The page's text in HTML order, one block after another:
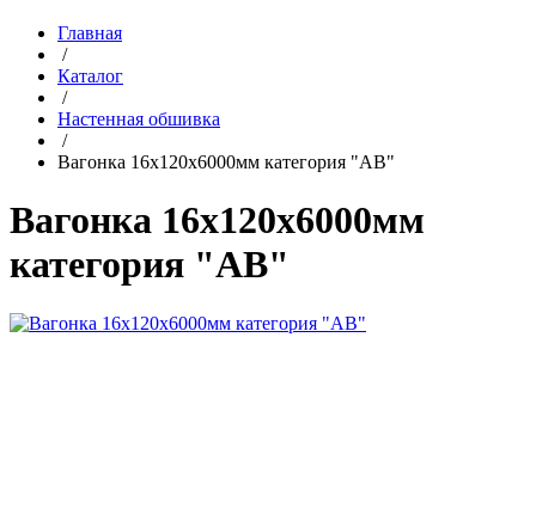
Главная
/
Каталог
/
Настенная обшивка
/
Вагонка 16х120х6000мм категория "АВ"
Вагонка 16х120х6000мм
категория "АВ"